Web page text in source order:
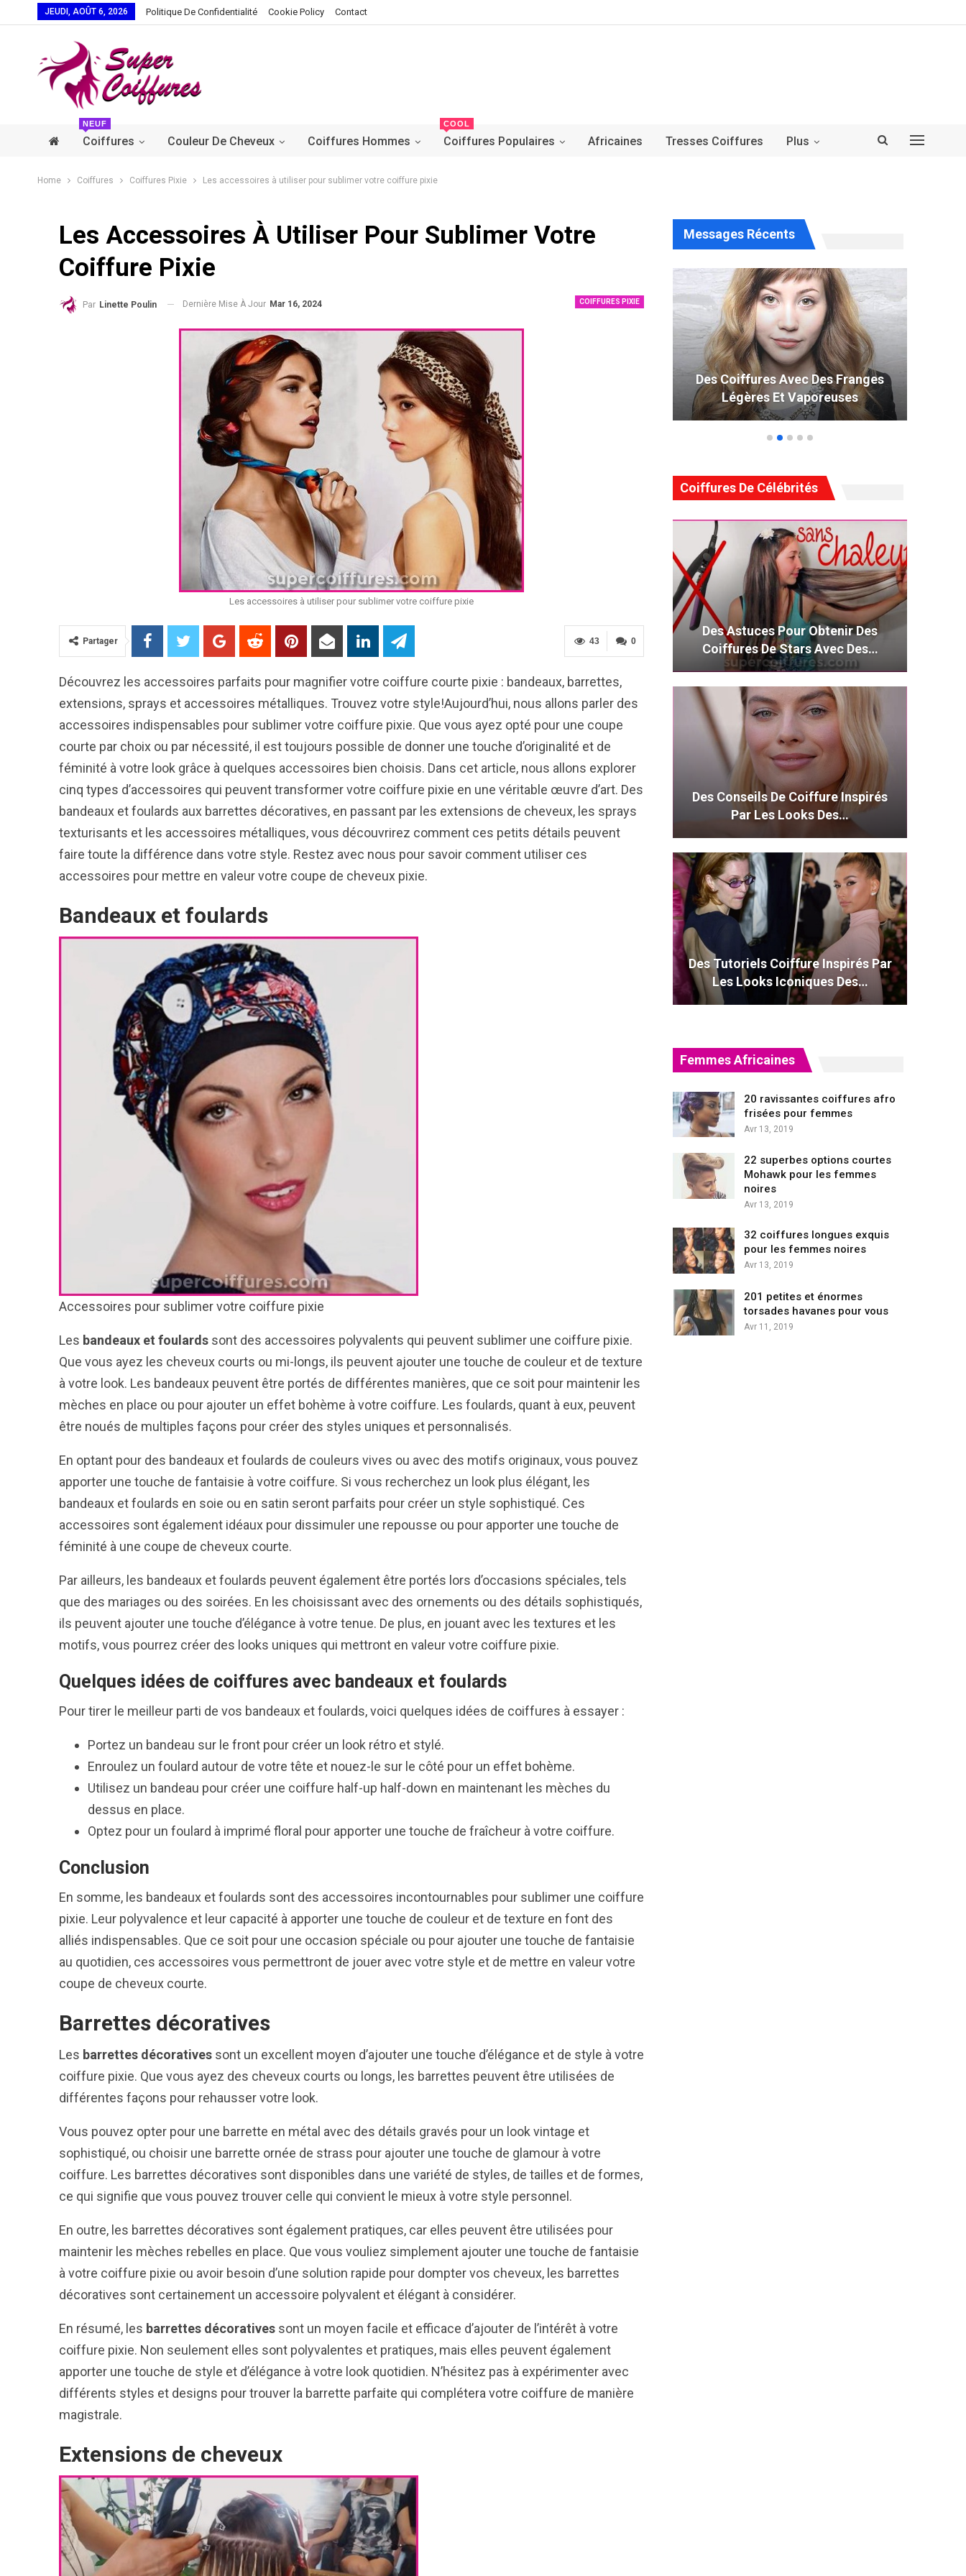
JEUDI, AOÛT 6, 2026 Politique De Confidentialité Cookie Policy Contact
Coiffures
NEUF
Couleur De Cheveux Coiffures Hommes Coiffures Populaires
COOL
Africaines Tresses Coiffures Plus
Home Coiffures Coiffures Pixie Les accessoires à utiliser pour sublimer votre coiffure pixie
Les Accessoires À Utiliser Pour Sublimer Votre
Coiffure Pixie
COIFFURES PIXIE
Par Linette Poulin Dernière Mise À Jour Mar 16, 2024
Les accessoires à utiliser pour sublimer votre coiffure pixie
0
43
Partager
Découvrez les accessoires parfaits pour magnifier votre coiffure courte pixie : bandeaux, barrettes,
extensions, sprays et accessoires métalliques. Trouvez votre style!Aujourd’hui, nous allons parler des
accessoires indispensables pour sublimer votre coiffure pixie. Que vous ayez opté pour une coupe
courte par choix ou par nécessité, il est toujours possible de donner une touche d’originalité et de
féminité à votre look grâce à quelques accessoires bien choisis. Dans cet article, nous allons explorer
cinq types d’accessoires qui peuvent transformer votre coiffure pixie en une véritable œuvre d’art. Des
bandeaux et foulards aux barrettes décoratives, en passant par les extensions de cheveux, les sprays
texturisants et les accessoires métalliques, vous découvrirez comment ces petits détails peuvent
faire toute la différence dans votre style. Restez avec nous pour savoir comment utiliser ces
accessoires pour mettre en valeur votre coupe de cheveux pixie.
Bandeaux et foulards
Accessoires pour sublimer votre coiffure pixie
Les bandeaux et foulards sont des accessoires polyvalents qui peuvent sublimer une coiffure pixie.
Que vous ayez les cheveux courts ou mi-longs, ils peuvent ajouter une touche de couleur et de texture
à votre look. Les bandeaux peuvent être portés de différentes manières, que ce soit pour maintenir les
mèches en place ou pour ajouter un effet bohème à votre coiffure. Les foulards, quant à eux, peuvent
être noués de multiples façons pour créer des styles uniques et personnalisés.
En optant pour des bandeaux et foulards de couleurs vives ou avec des motifs originaux, vous pouvez
apporter une touche de fantaisie à votre coiffure. Si vous recherchez un look plus élégant, les
bandeaux et foulards en soie ou en satin seront parfaits pour créer un style sophistiqué. Ces
accessoires sont également idéaux pour dissimuler une repousse ou pour apporter une touche de
féminité à une coupe de cheveux courte.
Par ailleurs, les bandeaux et foulards peuvent également être portés lors d’occasions spéciales, tels
que des mariages ou des soirées. En les choisissant avec des ornements ou des détails sophistiqués,
ils peuvent ajouter une touche d’élégance à votre tenue. De plus, en jouant avec les textures et les
motifs, vous pourrez créer des looks uniques qui mettront en valeur votre coiffure pixie.
Quelques idées de coiffures avec bandeaux et foulards
Pour tirer le meilleur parti de vos bandeaux et foulards, voici quelques idées de coiffures à essayer :
Portez un bandeau sur le front pour créer un look rétro et stylé.
Enroulez un foulard autour de votre tête et nouez-le sur le côté pour un effet bohème.
Utilisez un bandeau pour créer une coiffure half-up half-down en maintenant les mèches du
dessus en place.
Optez pour un foulard à imprimé floral pour apporter une touche de fraîcheur à votre coiffure.
Conclusion
En somme, les bandeaux et foulards sont des accessoires incontournables pour sublimer une coiffure
pixie. Leur polyvalence et leur capacité à apporter une touche de couleur et de texture en font des
alliés indispensables. Que ce soit pour une occasion spéciale ou pour ajouter une touche de fantaisie
au quotidien, ces accessoires vous permettront de jouer avec votre style et de mettre en valeur votre
coupe de cheveux courte.
Barrettes décoratives
Les barrettes décoratives sont un excellent moyen d’ajouter une touche d’élégance et de style à votre
coiffure pixie. Que vous ayez des cheveux courts ou longs, les barrettes peuvent être utilisées de
différentes façons pour rehausser votre look.
Vous pouvez opter pour une barrette en métal avec des détails gravés pour un look vintage et
sophistiqué, ou choisir une barrette ornée de strass pour ajouter une touche de glamour à votre
coiffure. Les barrettes décoratives sont disponibles dans une variété de styles, de tailles et de formes,
ce qui signifie que vous pouvez trouver celle qui convient le mieux à votre style personnel.
En outre, les barrettes décoratives sont également pratiques, car elles peuvent être utilisées pour
maintenir les mèches rebelles en place. Que vous vouliez simplement ajouter une touche de fantaisie
à votre coiffure pixie ou avoir besoin d’une solution rapide pour dompter vos cheveux, les barrettes
décoratives sont certainement un accessoire polyvalent et élégant à considérer.
En résumé, les barrettes décoratives sont un moyen facile et efficace d’ajouter de l’intérêt à votre
coiffure pixie. Non seulement elles sont polyvalentes et pratiques, mais elles peuvent également
apporter une touche de style et d’élégance à votre look quotidien. N’hésitez pas à expérimenter avec
différents styles et designs pour trouver la barrette parfaite qui complétera votre coiffure de manière
magistrale.
Extensions de cheveux
Messages Récents
40 Idées De Cheveux Bleu Ombre
66 Pixie Cuts Pour Cheveux Épais /
Des Coiffures Avec Des Franges
Légères Et Vaporeuses
Coiffures De Célébrités
Des Astuces Pour Obtenir Des
Coiffures De Stars Avec Des…
Des Conseils De Coiffure Inspirés
Par Les Looks Des…
Des Tutoriels Coiffure Inspirés Par
Les Looks Iconiques Des…
Femmes Africaines
20 ravissantes coiffures afro
frisées pour femmes
Avr 13, 2019
22 superbes options courtes
Mohawk pour les femmes
noires
Avr 13, 2019
32 coiffures longues exquis
pour les femmes noires
Avr 13, 2019
201 petites et énormes
torsades havanes pour vous
Avr 11, 2019